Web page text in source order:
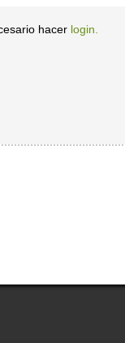
hacer login.